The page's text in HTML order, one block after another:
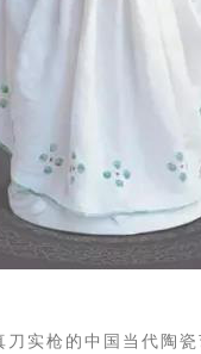
实枪的中国当代陶